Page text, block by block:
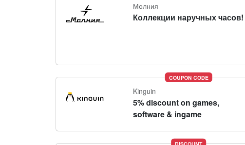
Молния
Коллекции наручных часов!
COUPON CODE
Kinguin
5% discount on games,
software & ingame
DISCOUNT